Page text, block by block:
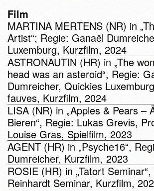
Film
MARTINA MERTENS (NR) in
Artist“; Regie: Ganaël
Luxemburg, Kurzfilm, 2024
ASTRONAUTIN (HR) in „The
head was an asteroid“, Regie:
Dumreicher, Quickies
fauves, Kurzfilm, 2024
LISA (NR) in „Apples & Pears –
Bieren“, Regie: Lukas Grevis,
Louise Gras, Spielfilm, 2023
AGENT (HR) in „Psyche16“,
Dumreicher, Kurzfilm, 2023
ROSIE (HR) in „Tatort
Reinhardt Seminar, Kurzfilm,